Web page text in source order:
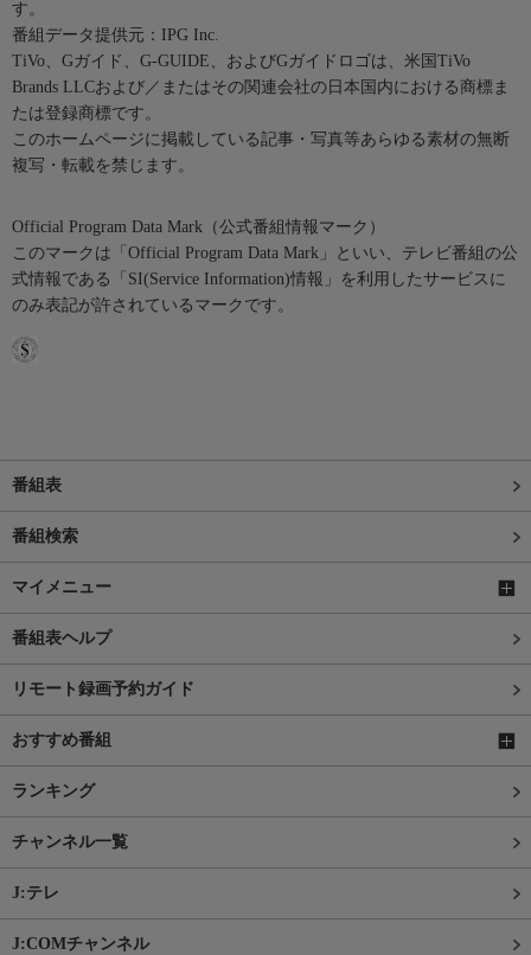
す。
番組データ提供元：IPG Inc.
TiVo、Gガイド、G-GUIDE、およびGガイドロゴは、米国TiVo
Brands LLCおよび／またはその関連会社の日本国内における商標ま
たは登録商標です。
このホームページに掲載している記事・写真等あらゆる素材の無断
複写・転載を禁じます。
Official Program Data Mark（公式番組情報マーク）
このマークは「Official Program Data Mark」といい、テレビ番組の公
式情報である「SI(Service Information)情報」を利用したサービスに
のみ表記が許されているマークです。
番組表
番組検索
マイメニュー
番組表ヘルプ
リモート録画予約ガイド
おすすめ番組
ランキング
チャンネル一覧
J:テレ
J:COMチャンネル